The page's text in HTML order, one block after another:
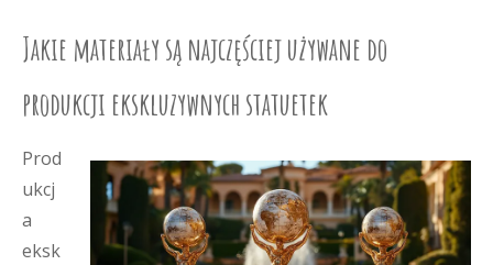
Jakie materiały są najczęściej używane do
produkcji ekskluzywnych statuetek
Prod
ukcj
a
eksk